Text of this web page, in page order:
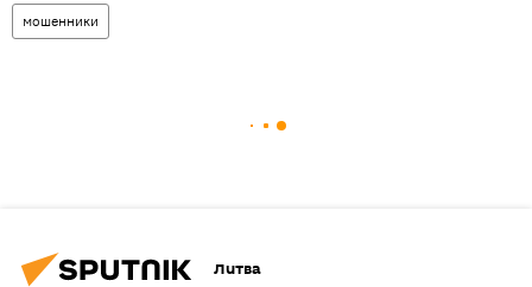
мошенники
Литва